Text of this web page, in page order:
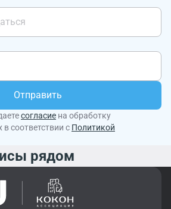
Отправить
согласие на обработку
соответствии с Политикой
рядом